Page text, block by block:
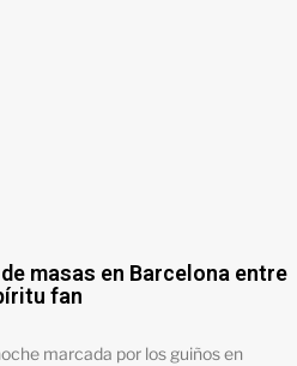
masas en Barcelona entre
fan
marcada por los guiños en